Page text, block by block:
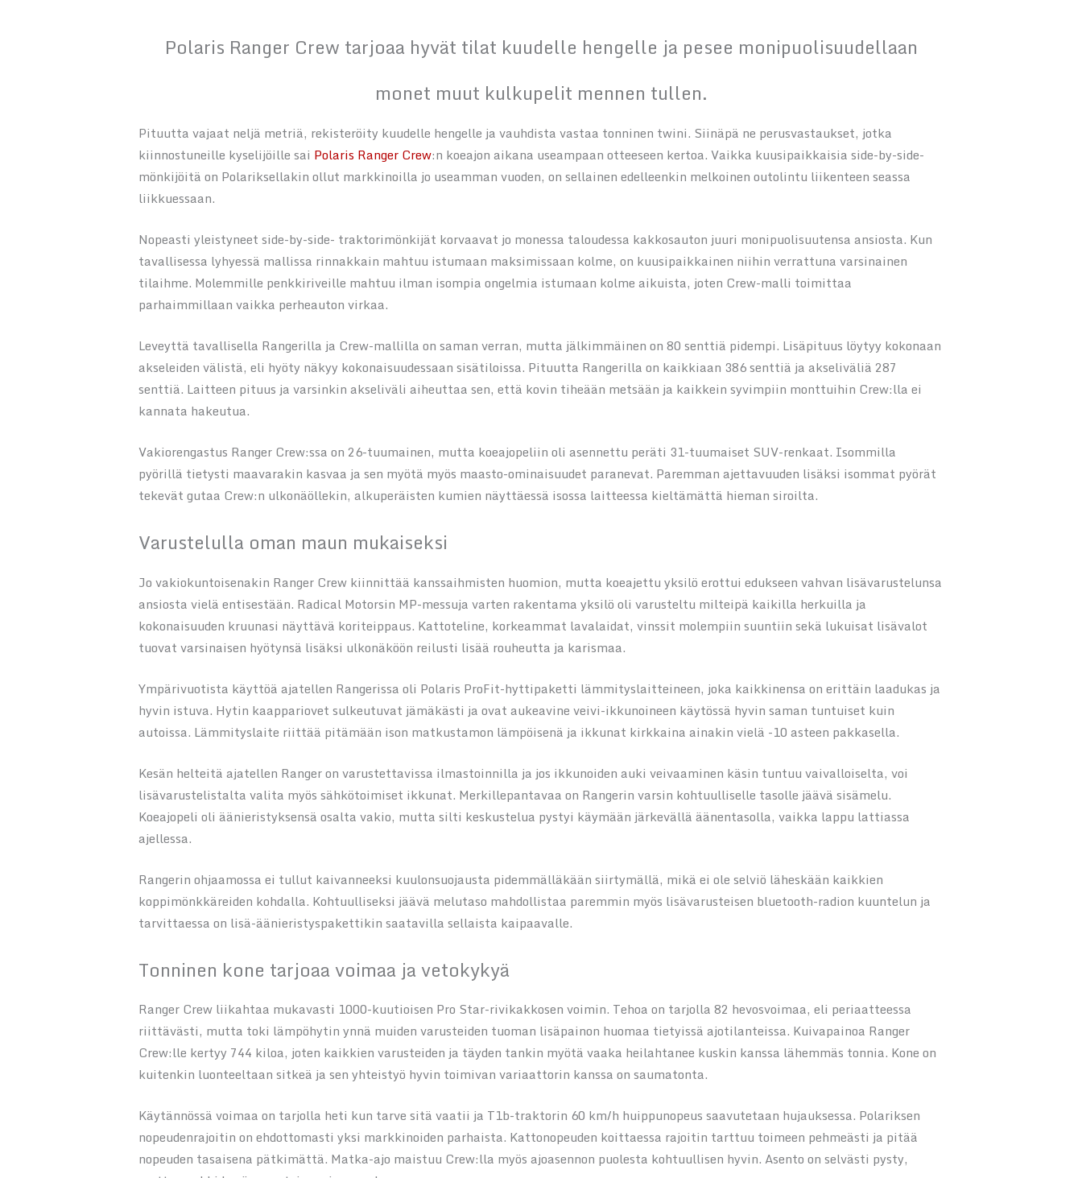
Polaris Ranger Crew tarjoaa hyvät tilat kuudelle hengelle ja pesee monipuolisuudellaan
monet muut kulkupelit mennen tullen.
Pituutta vajaat neljä metriä, rekisteröity kuudelle hengelle ja vauhdista vastaa tonninen twini. Siinäpä ne perusvastaukset, jotka
kiinnostuneille kyselijöille sai Polaris Ranger Crew:n koeajon aikana useampaan otteeseen kertoa. Vaikka kuusipaikkaisia side-by-side-
mönkijöitä on Polariksellakin ollut markkinoilla jo useamman vuoden, on sellainen edelleenkin melkoinen outolintu liikenteen seassa
liikkuessaan.
Nopeasti yleistyneet side-by-side- traktorimönkijät korvaavat jo monessa taloudessa kakkosauton juuri monipuolisuutensa ansiosta. Kun
tavallisessa lyhyessä mallissa rinnakkain mahtuu istumaan maksimissaan kolme, on kuusipaikkainen niihin verrattuna varsinainen
tilaihme. Molemmille penkkiriveille mahtuu ilman isompia ongelmia istumaan kolme aikuista, joten Crew-malli toimittaa
parhaimmillaan vaikka perheauton virkaa.
Leveyttä tavallisella Rangerilla ja Crew-mallilla on saman verran, mutta jälkimmäinen on 80 senttiä pidempi. Lisäpituus löytyy kokonaan
akseleiden välistä, eli hyöty näkyy kokonaisuudessaan sisätiloissa. Pituutta Rangerilla on kaikkiaan 386 senttiä ja akseliväliä 287
senttiä. Laitteen pituus ja varsinkin akseliväli aiheuttaa sen, että kovin tiheään metsään ja kaikkein syvimpiin monttuihin Crew:lla ei
kannata hakeutua.
Vakiorengastus Ranger Crew:ssa on 26-tuumainen, mutta koeajopeliin oli asennettu peräti 31-tuumaiset SUV-renkaat. Isommilla
pyörillä tietysti maavarakin kasvaa ja sen myötä myös maasto-ominaisuudet paranevat. Paremman ajettavuuden lisäksi isommat pyörät
tekevät gutaa Crew:n ulkonäöllekin, alkuperäisten kumien näyttäessä isossa laitteessa kieltämättä hieman siroilta.
Varustelulla oman maun mukaiseksi
Jo vakiokuntoisenakin Ranger Crew kiinnittää kanssaihmisten huomion, mutta koeajettu yksilö erottui edukseen vahvan lisävarustelunsa
ansiosta vielä entisestään. Radical Motorsin MP-messuja varten rakentama yksilö oli varusteltu milteipä kaikilla herkuilla ja
kokonaisuuden kruunasi näyttävä koriteippaus. Kattoteline, korkeammat lavalaidat, vinssit molempiin suuntiin sekä lukuisat lisävalot
tuovat varsinaisen hyötynsä lisäksi ulkonäköön reilusti lisää rouheutta ja karismaa.
Ympärivuotista käyttöä ajatellen Rangerissa oli Polaris ProFit-hyttipaketti lämmityslaitteineen, joka kaikkinensa on erittäin laadukas ja
hyvin istuva. Hytin kaappariovet sulkeutuvat jämäkästi ja ovat aukeavine veivi-ikkunoineen käytössä hyvin saman tuntuiset kuin
autoissa. Lämmityslaite riittää pitämään ison matkustamon lämpöisenä ja ikkunat kirkkaina ainakin vielä -10 asteen pakkasella.
Kesän helteitä ajatellen Ranger on varustettavissa ilmastoinnilla ja jos ikkunoiden auki veivaaminen käsin tuntuu vaivalloiselta, voi
lisävarustelistalta valita myös sähkötoimiset ikkunat. Merkillepantavaa on Rangerin varsin kohtuulliselle tasolle jäävä sisämelu.
Koeajopeli oli äänieristyksensä osalta vakio, mutta silti keskustelua pystyi käymään järkevällä äänentasolla, vaikka lappu lattiassa
ajellessa.
Rangerin ohjaamossa ei tullut kaivanneeksi kuulonsuojausta pidemmälläkään siirtymällä, mikä ei ole selviö läheskään kaikkien
koppimönkkäreiden kohdalla. Kohtuulliseksi jäävä melutaso mahdollistaa paremmin myös lisävarusteisen bluetooth-radion kuuntelun ja
tarvittaessa on lisä-äänieristyspakettikin saatavilla sellaista kaipaavalle.
Tonninen kone tarjoaa voimaa ja vetokykyä
Ranger Crew liikahtaa mukavasti 1000-kuutioisen Pro Star-rivikakkosen voimin. Tehoa on tarjolla 82 hevosvoimaa, eli periaatteessa
riittävästi, mutta toki lämpöhytin ynnä muiden varusteiden tuoman lisäpainon huomaa tietyissä ajotilanteissa. Kuivapainoa Ranger
Crew:lle kertyy 744 kiloa, joten kaikkien varusteiden ja täyden tankin myötä vaaka heilahtanee kuskin kanssa lähemmäs tonnia. Kone on
kuitenkin luonteeltaan sitkeä ja sen yhteistyö hyvin toimivan variaattorin kanssa on saumatonta.
Käytännössä voimaa on tarjolla heti kun tarve sitä vaatii ja T1b-traktorin 60 km/h huippunopeus saavutetaan hujauksessa. Polariksen
nopeudenrajoitin on ehdottomasti yksi markkinoiden parhaista. Kattonopeuden koittaessa rajoitin tarttuu toimeen pehmeästi ja pitää
nopeuden tasaisena pätkimättä. Matka-ajo maistuu Crew:lla myös ajoasennon puolesta kohtuullisen hyvin. Asento on selvästi pysty,